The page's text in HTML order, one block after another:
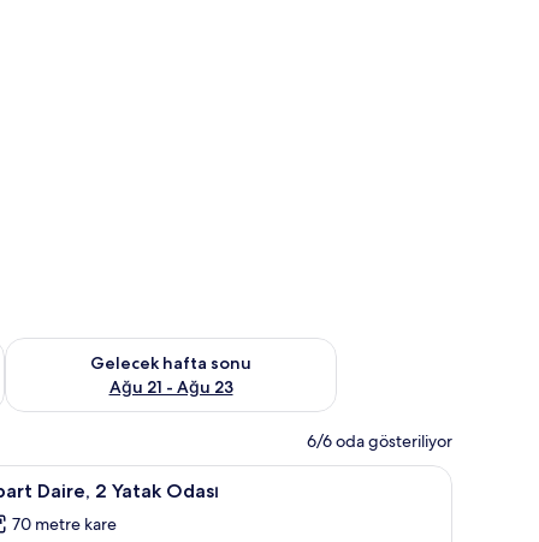
14 - Ağu 16
Gelecek hafta sonu
Ağu 21 - Ağu 23
Önümüzdeki hafta sonu için müsaitliği kontrol et Ağu 21 -
6/6 oda gösteriliyor
çarşaf takımı, kaliteli yatak takımı, odada kasa, masa
Apart Daire, 2 Yatak Odası | Mısır pamuklu
5 Daire, 2 Yatak Odası
70 metre kare